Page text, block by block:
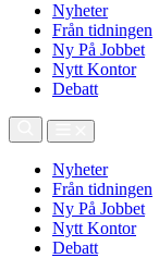
Nyheter
Från tidningen
Ny På Jobbet
Nytt Kontor
Debatt
Nyheter
Från tidningen
Ny På Jobbet
Nytt Kontor
Debatt